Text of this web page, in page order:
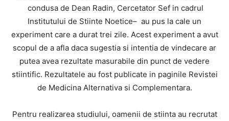
condusa de Dean Radin, Cercetator Sef in cadrul
Institutului de Stiinte Noetice– au pus la cale un
experiment care a durat trei zile. Acest experiment a avut
scopul de a afla daca sugestia si intentia de vindecare ar
putea avea rezultate masurabile din punct de vedere
stiintific. Rezultatele au fost publicate in paginile Revistei
de Medicina Alternativa si Complementara.
Pentru realizarea studiului, oamenii de stiinta au recrutat